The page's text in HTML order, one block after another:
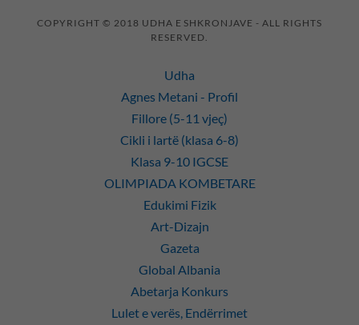
COPYRIGHT © 2018 UDHA E SHKRONJAVE - ALL RIGHTS
RESERVED.
Udha
Agnes Metani - Profil
Fillore (5-11 vjeç)
Cikli i lartë (klasa 6-8)
Klasa 9-10 IGCSE
OLIMPIADA KOMBETARE
Edukimi Fizik
Art-Dizajn
Gazeta
Global Albania
Abetarja Konkurs
Lulet e verës, Endërrimet